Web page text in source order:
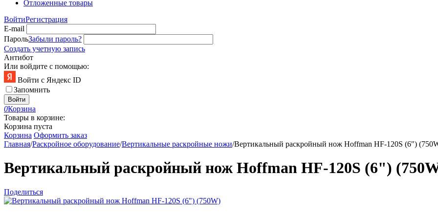
Отложенные товары
ВойтиРегистрация
E-mail
ПарольЗабыли пароль?
Создать учетную запись
Антибот
Или войдите с помощью:
Войти с Яндекс ID
Запомнить
Войти
0Корзина
Товары в корзине:
Корзина пуста
Корзина Оформить заказ
Главная/Раскройное оборудование/Вертикальные раскройные ножи/Вертикальный раскройный нож Hoffman HF-120S (6")
Вертикальный раскройный нож Hoffman HF-120S (6")
Поделиться